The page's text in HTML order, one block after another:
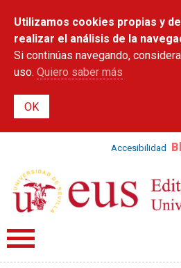
contenido
principal
Utilizamos cookies propias y
realizar el análisis de la
Si continúas navegando,
uso. Quiero saber más
Accesibilidad